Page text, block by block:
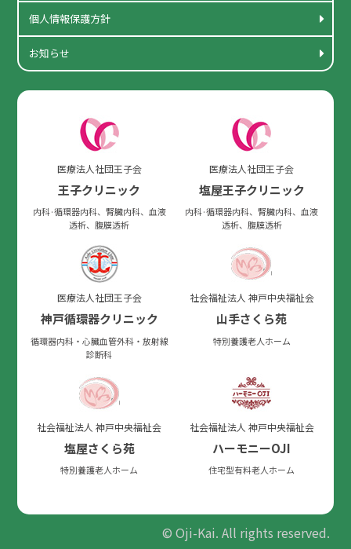
個人情報保護方針
お知らせ
医療法人社団王子会
王子クリニック
内科·循環器内科、腎臓内科、血液
透析、腹膜透析
医療法人社団王子会
塩屋王子クリニック
内科·循環器内科、腎臓内科、血液
透析、腹膜透析
医療法人社団王子会
神戸循環器クリニック
循環器内科・心臓血管外科・放射線
診断科
社会福祉法人 神戸中央福祉会
山手さくら苑
特別養護老人ホーム
社会福祉法人 神戸中央福祉会
塩屋さくら苑
特別養護老人ホーム
社会福祉法人 神戸中央福祉会
ハーモニーOJI
住宅型有料老人ホーム
© Oji-Kai. All rights reserved.